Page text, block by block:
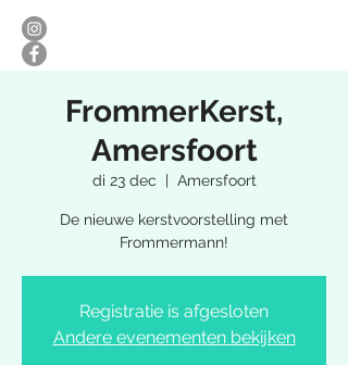
FrommerKerst,
Amersfoort
di 23 dec
  |
Amersfoort
De nieuwe kerstvoorstelling met
Frommermann!
Registratie is afgesloten
Andere evenementen bekijken